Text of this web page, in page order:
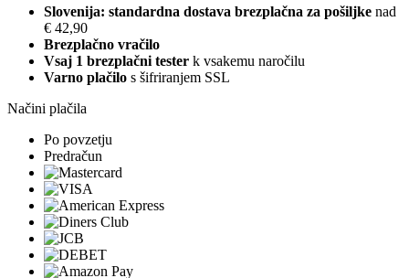
Slovenija: standardna dostava brezplačna za pošiljke nad
€ 42,90
Brezplačno vračilo
Vsaj 1 brezplačni tester k vsakemu naročilu
Varno plačilo s šifriranjem SSL
Načini plačila
Po povzetju
Predračun